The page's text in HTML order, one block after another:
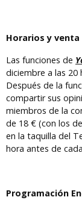
Horarios y
Las funciones de
diciembre a las 20
Después de la
compartir sus
miembros de la
de 18 € (con los
en la taquilla del
hora antes de
Programación